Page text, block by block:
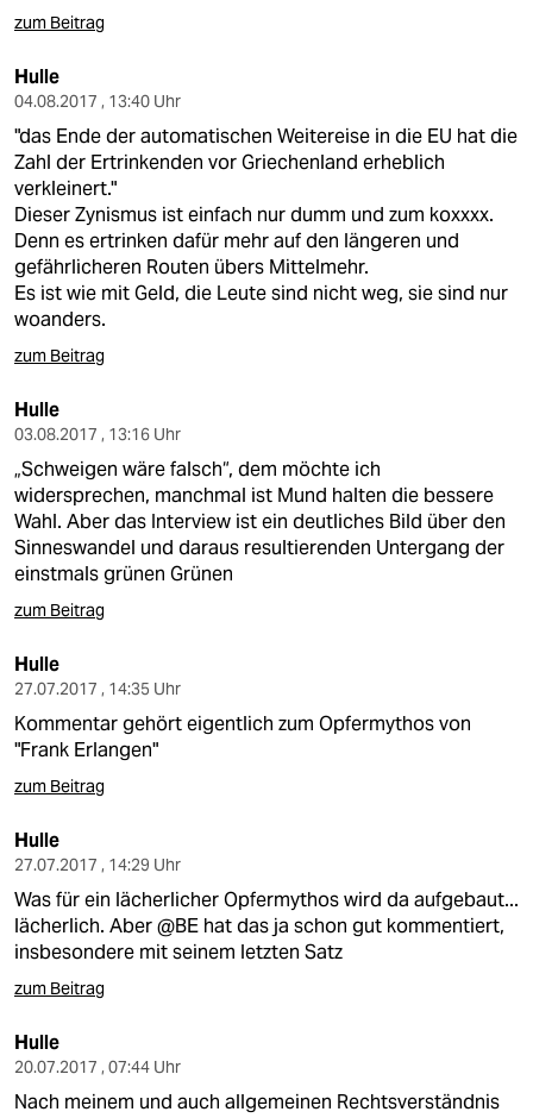
zum Beitrag
Hulle
04.08.2017 , 13:40 Uhr
"das Ende der automatischen Weitereise in die EU hat die
Zahl der Ertrinkenden vor Griechenland erheblich
verkleinert."
Dieser Zynismus ist einfach nur dumm und zum koxxxx.
Denn es ertrinken dafür mehr auf den längeren und
gefährlicheren Routen übers Mittelmehr.
Es ist wie mit Geld, die Leute sind nicht weg, sie sind nur
woanders.
zum Beitrag
Hulle
03.08.2017 , 13:16 Uhr
„Schweigen wäre falsch“, dem möchte ich
widersprechen, manchmal ist Mund halten die bessere
Wahl. Aber das Interview ist ein deutliches Bild über den
Sinneswandel und daraus resultierenden Untergang der
einstmals grünen Grünen
zum Beitrag
Hulle
27.07.2017 , 14:35 Uhr
Kommentar gehört eigentlich zum Opfermythos von
"Frank Erlangen"
zum Beitrag
Hulle
27.07.2017 , 14:29 Uhr
Was für ein lächerlicher Opfermythos wird da aufgebaut...
lächerlich. Aber @BE hat das ja schon gut kommentiert,
insbesondere mit seinem letzten Satz
zum Beitrag
Hulle
20.07.2017 , 07:44 Uhr
Nach meinem und auch allgemeinen Rechtsverständnis